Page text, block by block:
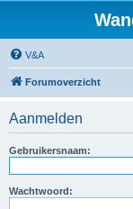
V&A
Forumoverzicht
Aanmelden
Gebruikersnaam:
Wachtwoord: